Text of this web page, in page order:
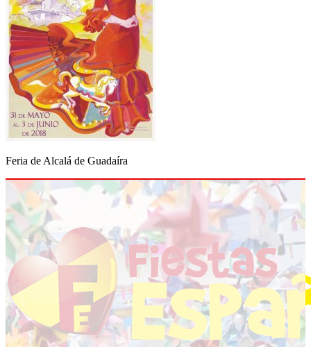
Feria de Alcalá de Guadaíra